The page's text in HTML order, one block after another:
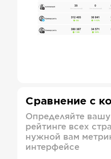
Сравнение с
Определяйте
рейтинге всех
нужной вам
интерфейсе